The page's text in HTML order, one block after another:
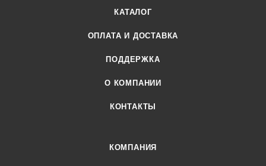
КАТАЛОГ
ОПЛАТА И ДОСТАВКА
ПОДДЕРЖКА
О КОМПАНИИ
КОНТАКТЫ
КОМПАНИЯ